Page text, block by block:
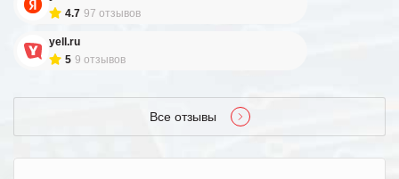
4.7 97 отзывов
yell.ru
5 9 отзывов
Все отзывы